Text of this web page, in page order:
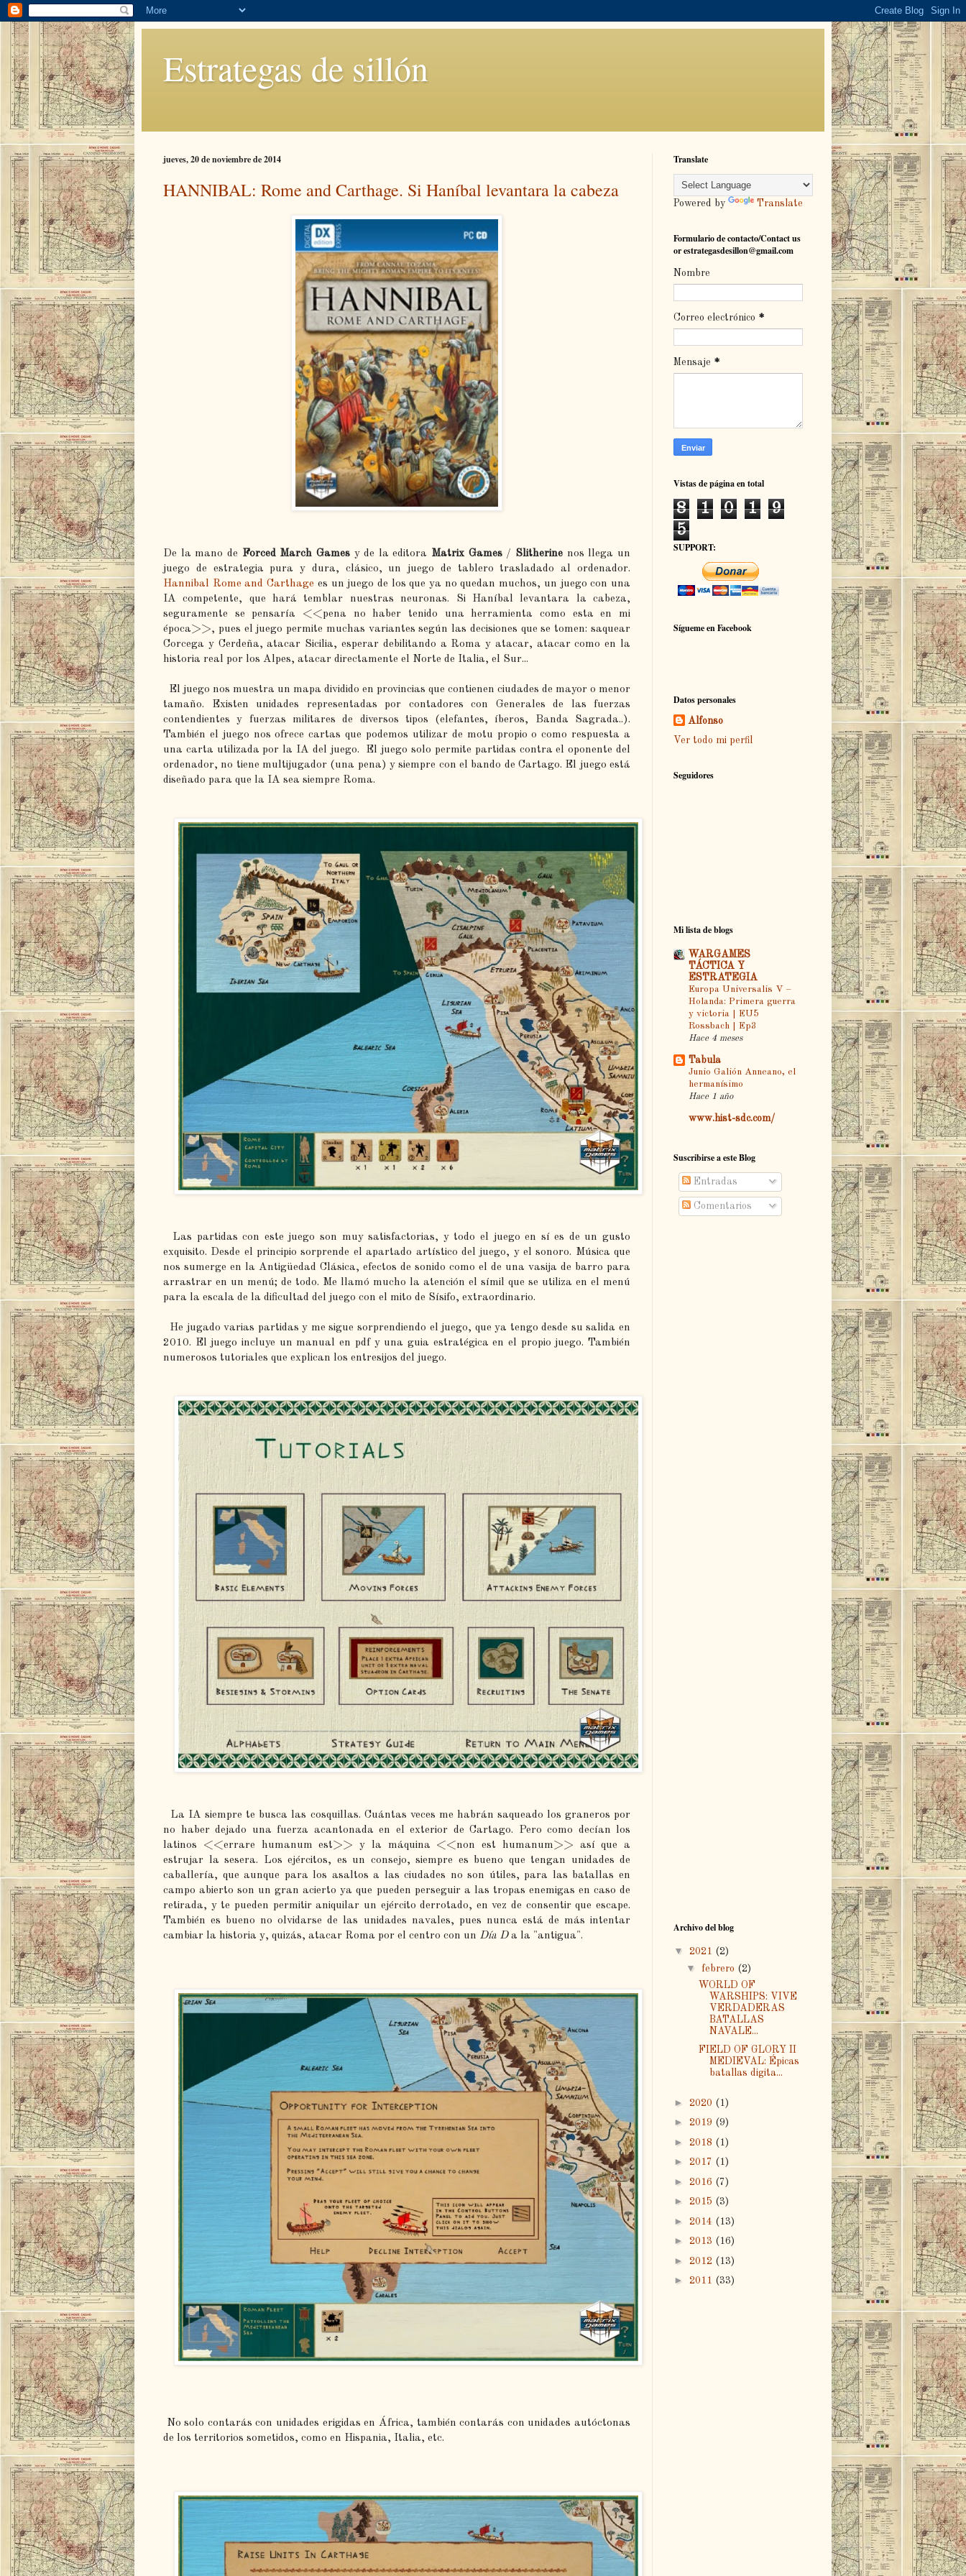
Estrategas de sillón
jueves, 20 de noviembre de 2014
HANNIBAL: Rome and Carthage. Si Haníbal levantara la cabeza
De la mano de Forced March Gamesy de la editora Matrix Games/ Slitherine nos llega un
juego de estrategia pura y dura, clásico, un juego de tablero trasladado al ordenador.
Hannibal Rome and Carthage es un juego de los que ya no quedan muchos, un juego con una
IA competente, que hará temblar nuestras neuronas. Si Haníbal levantara la cabeza,
seguramente se pensaría <<pena no haber tenido una herramienta como esta en mi
época>>, pues el juego permite muchas variantes según las decisiones que se tomen: saquear
Corcega y Cerdeña, atacar Sicilia, esperar debilitando a Roma y atacar, atacar como en la
historia real por los Alpes, atacar directamente el Norte de Italia, el Sur...
El juego nos muestra un mapa dividido en provincias que contienen ciudades de mayor o menor
tamaño. Existen unidades representadas por contadores con Generales de las fuerzas
contendientes y fuerzas militares de diversos tipos (elefantes, íberos, Banda Sagrada..).
También el juego nos ofrece cartas que podemos utilizar de motu propio o como respuesta a
una carta utilizada por la IA del juego. El juego solo permite partidas contra el oponente del
ordenador, no tiene multijugador (una pena) y siempre con el bando de Cartago. El juego está
diseñado para que la IA sea siempre Roma.
Las partidas con este juego son muy satisfactorias, y todo el juego en sí es de un gusto
exquisito. Desde el principio sorprende el apartado artístico del juego, y el sonoro. Música que
nos sumerge en la Antigüedad Clásica, efectos de sonido como el de una vasija de barro para
arrastrar en un menú; de todo. Me llamó mucho la atención el símil que se utiliza en el menú
para la escala de la dificultad del juego con el mito de Sísifo, extraordinario.
He jugado varias partidas y me sigue sorprendiendo el juego, que ya tengo desde su salida en
2010. El juego incluye un manual en pdf y una guia estratégica en el propio juego. También
numerosos tutoriales que explican los entresijos del juego.
La IA siempre te busca las cosquillas. Cuántas veces me habrán saqueado los graneros por
no haber dejado una fuerza acantonada en el exterior de Cartago. Pero como decían los
latinos <<errare humanum est>> y la máquina <<non est humanum>> así que a
estrujar la sesera. Los ejércitos, es un consejo, siempre es bueno que tengan unidades de
caballería, que aunque para los asaltos a las ciudades no son útiles, para las batallas en
campo abierto son un gran acierto ya que pueden perseguir a las tropas enemigas en caso de
retirada, y te pueden permitir aniquilar un ejército derrotado, en vez de consentir que escape.
También es bueno no olvidarse de las unidades navales, pues nunca está de más intentar
cambiar la historia y, quizás, atacar Roma por el centro con un Día Da la "antigua".
No solo contarás con unidades erigidas en África, también contarás con unidades autóctonas
de los territorios sometidos, como en Hispania, Italia, etc.
Translate
Powered by Translate
Formulario de contacto/Contact us
or estrategasdesillon@gmail.com
Nombre
Correo electrónico *
Mensaje *
Vistas de página en total
8 1 0 1
9
5
SUPPORT:
Sígueme en Facebook
Datos personales
Alfonso
Ver todo mi perfil
Seguidores
Mi lista de blogs
WARGAMES
TÁCTICA Y
ESTRATEGIA
Europa Universalis V –
Holanda: Primera guerra
y victoria | EU5
Rossbach | Ep3
Hace 4 meses
Tabula
Junio Galión Anneano, el
hermanísimo
Hace 1 año
www.hist-sdc.com/
Suscribirse a este Blog
Entradas
Comentarios
Archivo del blog
▼ 2021 (2)
▼ febrero (2)
WORLD OF
WARSHIPS: VIVE
VERDADERAS
BATALLAS
NAVALE...
FIELD OF GLORY II
MEDIEVAL: Épicas
batallas digita...
► 2020 (1)
► 2019 (9)
► 2018 (1)
► 2017 (1)
► 2016 (7)
► 2015 (3)
► 2014 (13)
► 2013 (16)
► 2012 (13)
► 2011 (33)